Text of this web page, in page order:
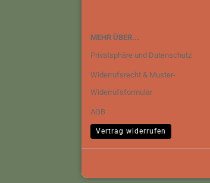
MEHR ÜBER...
Privatsphäre und Datenschutz
Widerrufsrecht & Muster-
Widerrufsformular
AGB
Vertrag widerrufen